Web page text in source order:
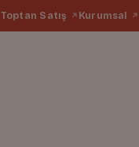
Toptan Satış Kurumsal